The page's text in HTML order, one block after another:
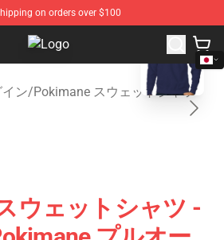
on orders over $100
Pokimane Store - Official
ン/Pokimane スウェットシャツ
ウェットシャツ -